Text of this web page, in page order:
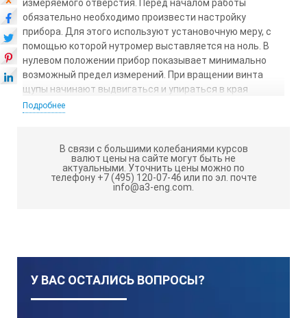
измеряемого отверстия. Перед началом работы
обязательно необходимо произвести настройку
прибора. Для этого используют установочную меру, с
помощью которой нутромер выставляется на ноль. В
нулевом положении прибор показывает минимально
возможный предел измерений. При вращении винта
щупы начинают выдвигаться и упираться в края
отверстия. Цифровой микрометрический нутромер
считывать показания, что упрощает и ускоряет
процесс измерения. Для удобства хранения прибор
поставляется в кейсе. В этой комплектации не
предусмотрены установочные кольца. Диапазон
Подробнее
В связи с большими колебаниями курсов
валют цены на сайте могут быть не
актуальными. Уточнить цены можно по
телефону +7 (495) 120-07-46 или по эл. почте
info@a3-eng.com.
У ВАС ОСТАЛИСЬ ВОПРОСЫ?